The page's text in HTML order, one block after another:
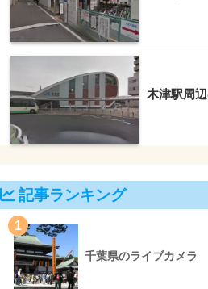
木津駅周
記事ランキング
1
千葉県のライブカメラ